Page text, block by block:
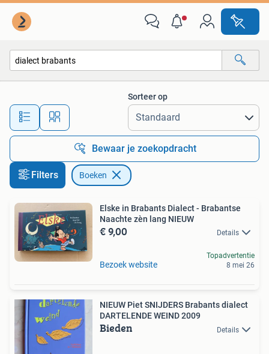
Alle afstanden…
Sorteer op
Bewaar je zoekopdracht
Filters Boeken
Elske in Brabants Dialect - Brabantse
Naachte zèn lang NIEUW
€ 9,00 Details
Bezoek website
Topadvertentie
8 mei 26
NIEUW Piet SNIJDERS Brabants dialect
DARTELENDE WEIND 2009
Bieden Details